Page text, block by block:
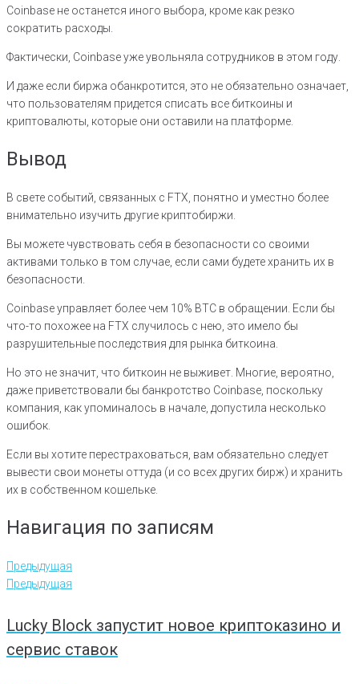
Coinbase не останется иного выбора, кроме как резко
сократить расходы.
Фактически, Coinbase уже увольняла сотрудников в этом году.
И даже если биржа обанкротится, это не обязательно означает,
что пользователям придется списать все биткоины и
криптовалюты, которые они оставили на платформе.
Вывод
В свете событий, связанных с FTX, понятно и уместно более
внимательно изучить другие криптобиржи.
Вы можете чувствовать себя в безопасности со своими
активами только в том случае, если сами будете хранить их в
безопасности.
Coinbase управляет более чем 10% BTC в обращении. Если бы
что-то похожее на FTX случилось с нею, это имело бы
разрушительные последствия для рынка биткоина.
Но это не значит, что биткоин не выживет. Многие, вероятно,
даже приветствовали бы банкротство Coinbase, поскольку
компания, как упоминалось в начале, допустила несколько
ошибок.
Если вы хотите перестраховаться, вам обязательно следует
вывести свои монеты оттуда (и со всех других бирж) и хранить
их в собственном кошельке.
Навигация по записям
Предыдущая
Предыдущая
Lucky Block запустит новое криптоказино и
сервис ставок